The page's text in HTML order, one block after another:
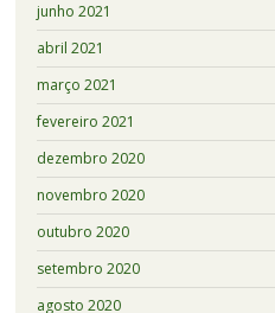
junho 2021
abril 2021
março 2021
fevereiro 2021
dezembro 2020
novembro 2020
outubro 2020
setembro 2020
agosto 2020